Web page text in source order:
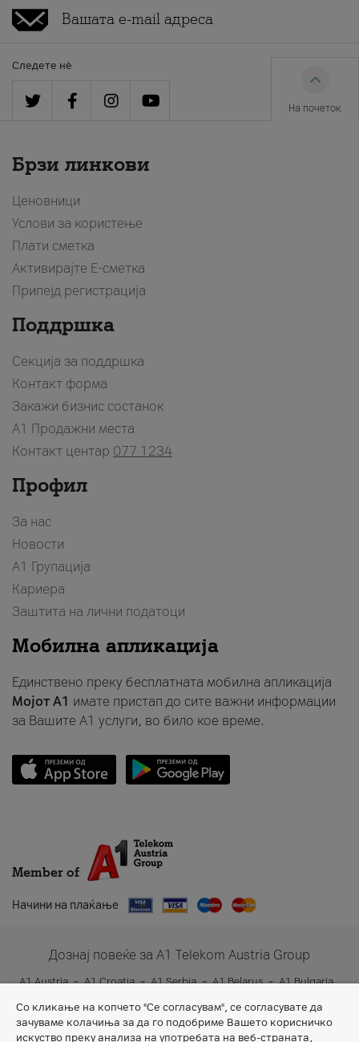
Следете нè
На почеток
Брзи линкови
Ценовници
Услови за користење
Плати сметка
Активирајте Е-сметка
Припејд регистрација
Поддршка
Секција за поддршка
Контакт форма
Закажи бизнис состанок
A1 Продажни места
Контакт центар 077 1234
Профил
За нас
Новости
А1 Групација
Кариера
Заштита на лични податоци
Мобилна апликација
Единствено преку бесплатната мобилна апликација
Мојот A1 имате пристап до сите важни информации
за Вашите A1 услуги, во било кое време.
Member of
Начини на плаќање
Дознај повеќе за A1 Telekom Austria Group
A1 Austria A1 Croatia A1 Serbia A1 Belarus
A1 Bulgaria
Со кликање на копчето "Се согласувам", се согласувате да
зачуваме колачиња за да го подобриме Вашето корисничко
искуство преку анализа на употребата на веб-страната,